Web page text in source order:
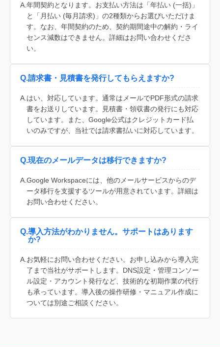
A. 年間契約となります。お支払い方法は「年払い (一括)」
と「月払い (毎月請求)」の2種類からお選びいただけま
す。なお、年間契約のため、契約期間途中の解約・ライ
センス減数はできません。詳細はお問い合わせくださ
い。
Q.請求書・見積書を発行してもらえますか?
A. はい、対応しています。通常はメールでPDF形式の請求
書をお送りしています。見積書・領収書の発行にも対応
しています。また、Google公式はクレジットカード払
いのみですが、当社では請求書払いに対応しています。
Q.現在のメールデータは移行できますか?
A. Google Workspaceには、他のメールサービスからのデ
ータ移行を支援するツールが用意されています。詳細は
お問い合わせください。
Q.導入方法がわかりません。サポートはあります
か?
A. お気軽にお問い合わせください。お申し込みから導入完
了まで当社がサポートします。DNS設定・管理コンソー
ル設定・アカウント発行など、技術的な初期作業の代行
も承っています。導入後の操作研修・マニュアル作成に
ついては別途ご相談ください。